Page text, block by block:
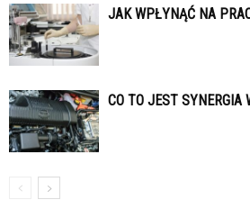
JAK WPŁYNĄĆ NA
CO TO JEST SYNERGIA